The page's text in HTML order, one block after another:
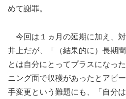
めて謝罪。
今回は１ヵ月の延期に加え、
井上だが、「（結果的に）長期
とは自分にとってプラスになっ
ニング面で収穫があったとアピ
手変更という難題にも、「自分